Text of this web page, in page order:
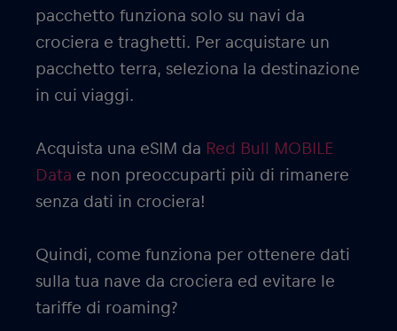
pacchetto funziona solo su navi da
crociera e traghetti. Per acquistare un
pacchetto terra, seleziona la destinazione
in cui viaggi.
Acquista una eSIM da Red Bull MOBILE
Data e non preoccuparti più di rimanere
senza dati in crociera!
Quindi, come funziona per ottenere dati
sulla tua nave da crociera ed evitare le
tariffe di roaming?